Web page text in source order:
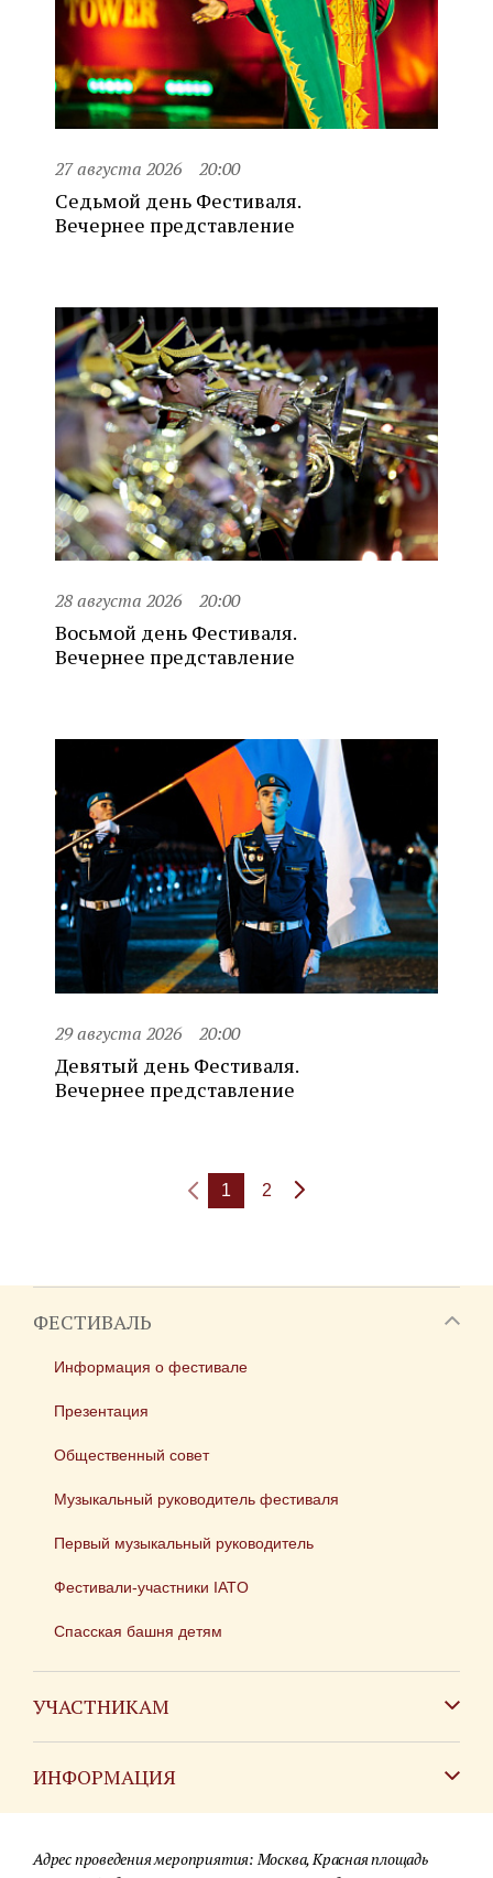
27 августа 2026 20:00
Седьмой день Фестиваля.
Вечернее представление
28 августа 2026 20:00
Восьмой день Фестиваля.
Вечернее представление
29 августа 2026 20:00
Девятый день Фестиваля.
Вечернее представление
1 2
ФЕСТИВАЛЬ
Информация о фестивале
Презентация
Общественный совет
Музыкальный руководитель фестиваля
Первый музыкальный руководитель
Фестивали-участники IATO
Спасская башня детям
УЧАСТНИКАМ
ИНФОРМАЦИЯ
Для СМИ
Адрес проведения мероприятия: Москва, Красная площадь